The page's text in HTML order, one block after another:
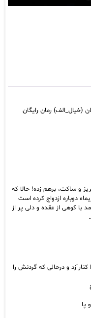
(خیال_الف) رمان رایگان
و ساکت، برهم زده! حالا که
دوباره ازدواج کرده است
با کوهی از عقده و دلی پر از
َزد و درحالی که گردنش را
پا